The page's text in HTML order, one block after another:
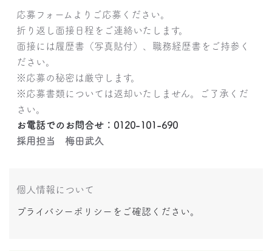
応募フォームよりご応募ください。
折り返し面接日程をご連絡いたします。
面接には履歴書（写真貼付）、職務経歴書をご持参く
ださい。
※応募の秘密は厳守します。
※応募書類については返却いたしません。ご了承くだ
さい。
お電話でのお問合せ：0120-101-690
採用担当 梅田武久
個人情報について
プライバシーポリシーをご確認ください。